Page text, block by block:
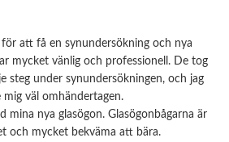
att få en synundersökning och nya
mycket vänlig och professionell. De tog
steg under synundersökningen, och jag
mig väl omhändertagen.
mina nya glasögon. Glasögonbågarna är
och mycket bekväma att bära.